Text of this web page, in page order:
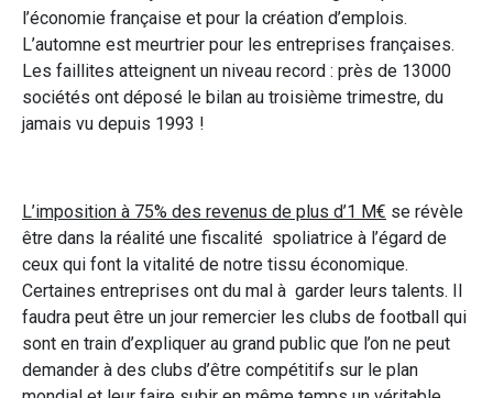
l’économie française et pour la création d’emplois.
L’automne est meurtrier pour les entreprises françaises.
Les faillites atteignent un niveau record : près de 13000
sociétés ont déposé le bilan au troisième trimestre, du
jamais vu depuis 1993 !
L’imposition à 75% des revenus de plus d’1 M€ se révèle
être dans la réalité une fiscalité spoliatrice à l’égard de
ceux qui font la vitalité de notre tissu économique.
Certaines entreprises ont du mal à garder leurs talents. Il
faudra peut être un jour remercier les clubs de football qui
sont en train d’expliquer au grand public que l’on ne peut
demander à des clubs d’être compétitifs sur le plan